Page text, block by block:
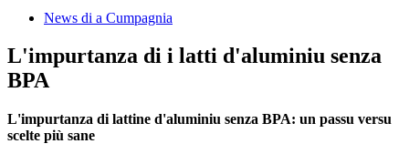
News di a Cumpagnia
L'impurtanza di i latti d'aluminiu senza
BPA
L'impurtanza di lattine d'aluminiu senza BPA: un passu versu
scelte più sane